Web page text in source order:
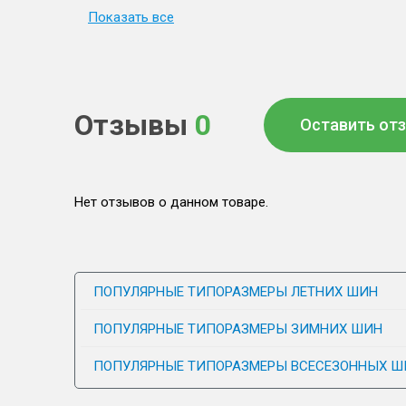
Показать все
Отзывы 0 Оставить
Нет отзывов о данном товаре.
ПОПУЛЯРНЫЕ ТИПОРАЗМЕРЫ ЛЕТНИХ ШИН
ПОПУЛЯРНЫЕ ТИПОРАЗМЕРЫ ЗИМНИХ ШИН
ПОПУЛЯРНЫЕ ТИПОРАЗМЕРЫ ВСЕСЕЗОННЫХ